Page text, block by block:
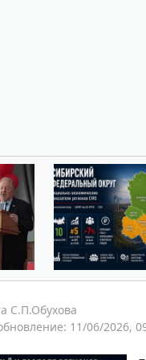
С.П.Обухова
11/06/2026,